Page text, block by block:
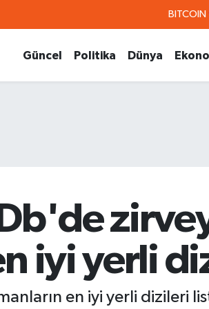
Güncel Politika Dünya
iyi yerli
en iyi yerli dizileri